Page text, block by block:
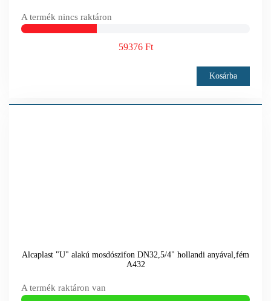
A termék nincs raktáron
59376 Ft
Kosárba
Alcaplast "U" alakú mosdószifon DN32,5/4" hollandi anyával,fém
A432
A termék raktáron van